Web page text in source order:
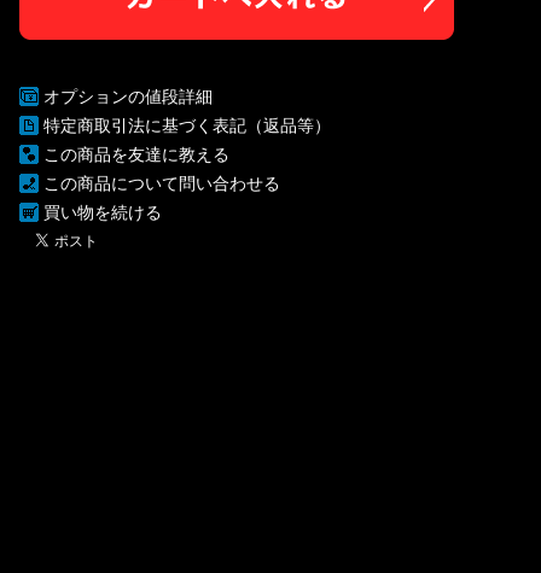
オプションの値段詳細
特定商取引法に基づく表記（返品等）
この商品を友達に教える
この商品について問い合わせる
買い物を続ける